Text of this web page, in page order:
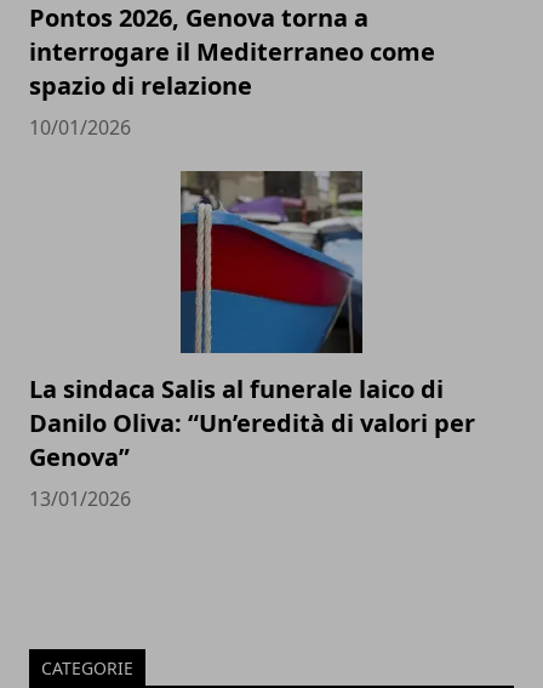
Pontos 2026, Genova torna a
interrogare il Mediterraneo come
spazio di relazione
10/01/2026
La sindaca Salis al funerale laico di
Danilo Oliva: “Un’eredità di valori per
Genova”
13/01/2026
CATEGORIE